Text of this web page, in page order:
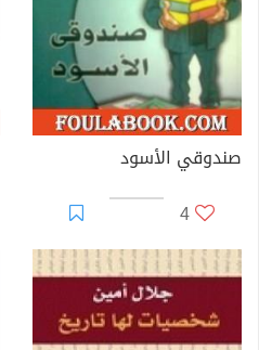
صندوقي الأسود
4